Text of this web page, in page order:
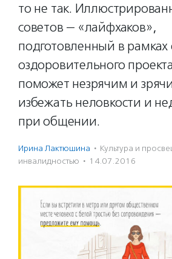
то не так.
советов — «лайфхаков»,
подготовленный в
оздоровительного
поможет незрячим и
избежать неловкости и
при общении.
Ирина Лактюшина · Культура и
инвалидностью · 14.07.2016